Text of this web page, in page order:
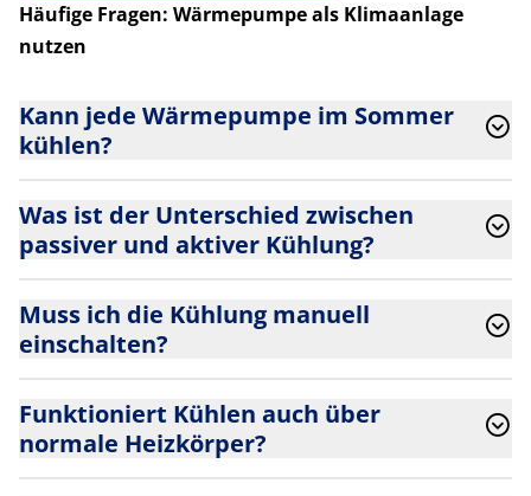
Häufige Fragen: Wärmepumpe als Klimaanlage
nutzen
Kann jede Wärmepumpe im Sommer
kühlen?
Was ist der Unterschied zwischen
passiver und aktiver Kühlung?
Muss ich die Kühlung manuell
einschalten?
Funktioniert Kühlen auch über
normale Heizkörper?